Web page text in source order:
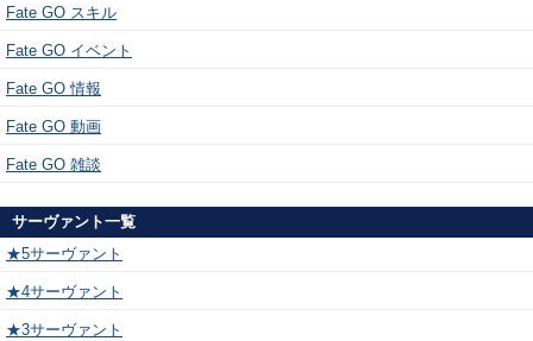
Fate GO スキル
Fate GO イベント
Fate GO 情報
Fate GO 動画
Fate GO 雑談
サーヴァント一覧
★5サーヴァント
★4サーヴァント
★3サーヴァント